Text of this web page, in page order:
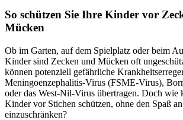
So schützen Sie Ihre Kinder vor
Mücken
Ob im Garten, auf dem Spielplatz oder beim
Kinder sind Zecken und Mücken oft
können potenziell gefährliche
Meningoenzephalitis-Virus (FSME-Virus),
oder das West-Nil-Virus übertragen. Doch wie
Kinder vor Stichen schützen, ohne den Spaß
einzuschränken?